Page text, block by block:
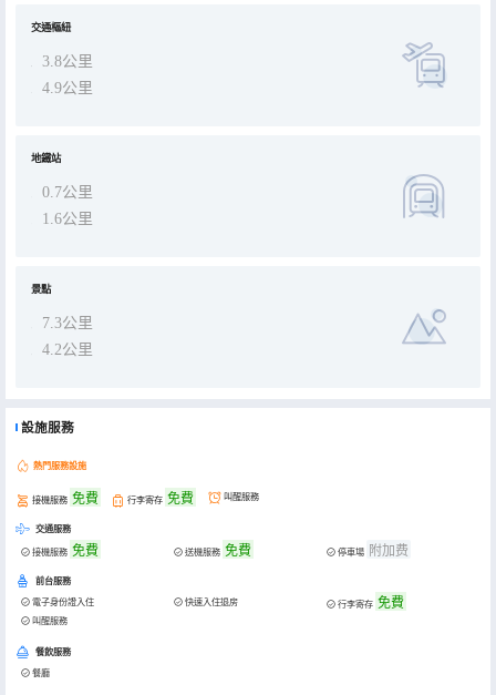
交通樞紐
3.8公里
4.9公里
地鐵站
0.7公里
1.6公里
景點
7.3公里
4.2公里
設施服務
熱門服務設施
接機服務 免費 行李寄存 免費 叫醒服務
交通服務
接機服務 免費 送機服務 免費 停車場 附加费
前台服務
電子身份證入住 快速入住退房 行李寄存 免費
叫醒服務
餐飲服務
餐廳